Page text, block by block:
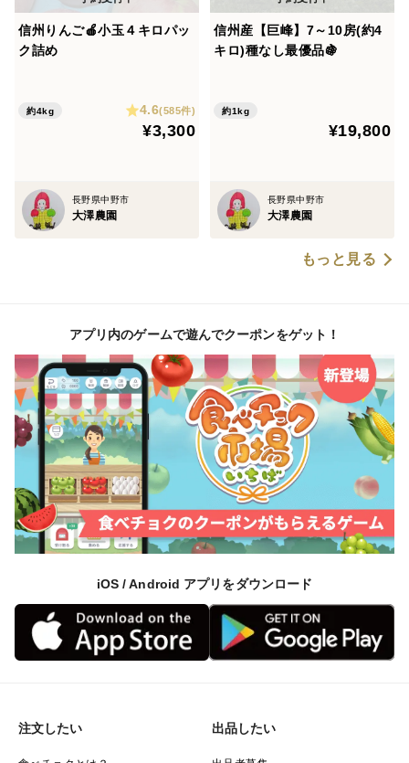
信州りんご🍎小玉４キロパッ
ク詰め
約4kg 4.6(585件)
¥3,300
長野県中野市
大澤農園
信州産【巨峰】7～10房(約4
キロ)種なし最優品🍇
約1kg
¥19,800
長野県中野市
大澤農園
もっと見る
アプリ内のゲームで遊んでクーポンをゲット！
iOS / Android アプリをダウンロード
注文したい 出品したい